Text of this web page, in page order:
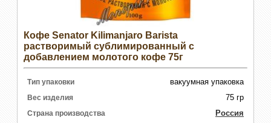
Кофе Senator Kilimanjaro Barista
растворимый сублимированный с
добавлением молотого кофе 75г
Тип упаковки вакуумная упаковка
Вес изделия 75 гр
Страна производства Россия